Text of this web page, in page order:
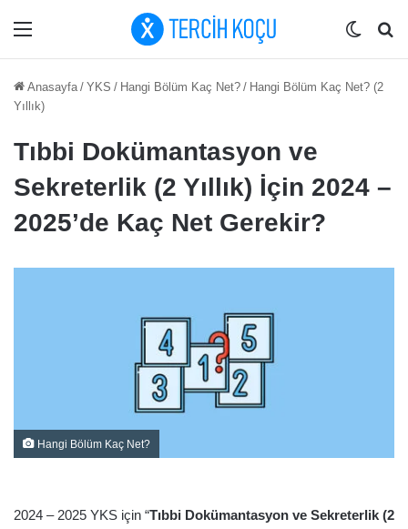
Menü Dış
Anasayfa / YKS / Hangi Bölüm Kaç Net? / Hangi Bölüm Kaç Net? (2
Yıllık)
Tıbbi Dokümantasyon ve
Sekreterlik (2 Yıllık) İçin 2024 –
2025’de Kaç Net Gerekir?
Hangi Bölüm Kaç Net?
2024 – 2025 YKS için “Tıbbi Dokümantasyon ve Sekreterlik (2